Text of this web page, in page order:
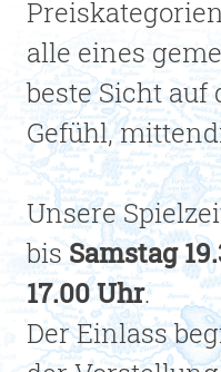
alle eines
beste Sicht auf
Gefühl,
Unsere
bisSamstag
17.00 Uhr.
Der Einlass